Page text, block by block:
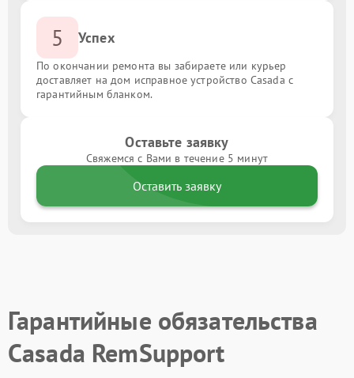
5 Успех
По окончании ремонта вы забираете или курьер
доставляет на дом исправное устройство Casada с
гарантийным бланком.
Оставьте заявку
Свяжемся с Вами в течение 5 минут
Оставить заявку
Гарантийные обязательства
Casada RemSupport